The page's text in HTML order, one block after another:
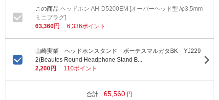
ヘッドホン AH-D5200EM [オーバーヘッド型 /φ3.5mm
ミニプラグ]
63,360円
6,336ポイント
山崎実業 ヘッドホンスタンド ボーテスマルガタBK YJ229
2(Beautes Round Headphone Stand B...
2,200円
110ポイント
合計 65,560 円